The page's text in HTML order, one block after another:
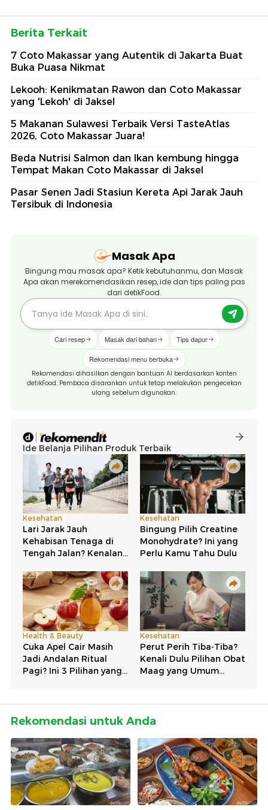
Berita Terkait
7 Coto Makassar yang Autentik di Jakarta Buat
Buka Puasa Nikmat
Lekooh: Kenikmatan Rawon dan Coto Makassar
yang 'Lekoh' di Jaksel
5 Makanan Sulawesi Terbaik Versi TasteAtlas
2026, Coto Makassar Juara!
Beda Nutrisi Salmon dan Ikan kembung hingga
Tempat Makan Coto Makassar di Jaksel
Pasar Senen Jadi Stasiun Kereta Api Jarak Jauh
Tersibuk di Indonesia
Masak Apa
Bingung mau masak apa? Ketik kebutuhanmu, dan Masak
Apa akan merekomendasikan resep, ide dan tips paling pas
dari detikFood.
Cari resep Masak dari bahan Tips dapur
Rekomendasi menu berbuka
Rekomendasi dihasilkan dengan bantuan AI berdasarkan konten
detikFood. Pembaca disarankan untuk tetap melakukan pengecekan
ulang sebelum digunakan.
Rekomendasi untuk Anda